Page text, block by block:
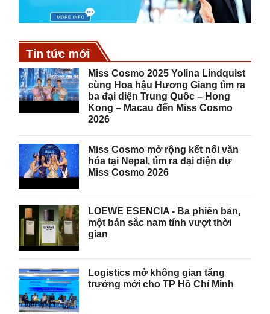
Tin tức mới
Miss Cosmo 2025 Yolina Lindquist
cùng Hoa hậu Hương Giang tìm ra
ba đại diện Trung Quốc – Hong
Kong – Macau đến Miss Cosmo
2026
Miss Cosmo mở rộng kết nối văn
hóa tại Nepal, tìm ra đại diện dự
Miss Cosmo 2026
LOEWE ESENCIA - Ba phiên bản,
một bản sắc nam tính vượt thời
gian
Logistics mở không gian tăng
trưởng mới cho TP Hồ Chí Minh